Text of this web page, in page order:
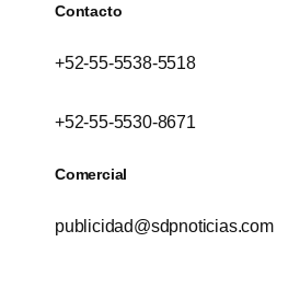
Contacto
+52-55-5538-5518
+52-55-5530-8671
Comercial
publicidad@sdpnoticias.com